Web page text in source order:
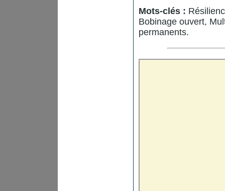
Mots-clés :
Bobinage ouvert,
permanents.